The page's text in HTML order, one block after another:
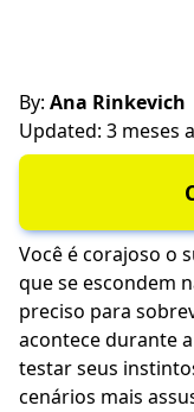
By: Ana Rinkevich
Updated: 3 meses
Você é corajoso o
que se escondem
preciso para
acontece durante
testar seus
cenários mais